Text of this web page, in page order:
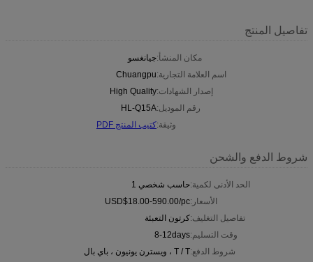
تفاصيل المنتج
مكان المنشأ:جيانغسو
اسم العلامة التجارية:Chuangpu
إصدار الشهادات:High Quality
رقم الموديل:HL-Q15A
وثيقة:كتيب المنتج PDF
شروط الدفع والشحن
الحد الأدنى لكمية:حاسب شخصي 1
الأسعار:USD$18.00-590.00/pc
تفاصيل التغليف:كرتون التعبئة
وقت التسليم:8-12days
شروط الدفع:T / T ، ويسترن يونيون ، باي بال